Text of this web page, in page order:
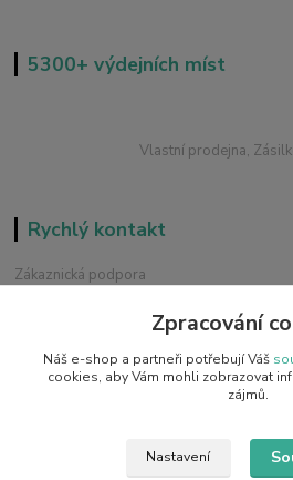
5300+ výdejních míst
Vlastní prodejna,
Rychlý kontakt
Zákaznická podpora
Chat / Online podpora - 24/7
info@emobilky.cz
Zpracování
Náš e-shop a partneři potřebují Váš
cookies, aby Vám mohli zobrazovat
zájmů.
Nastavení